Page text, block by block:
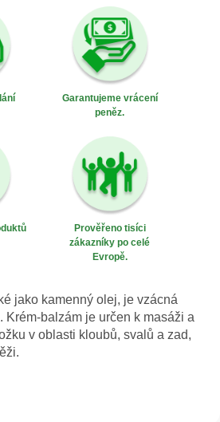
Garantujeme vrácení
peněz.
Prověřeno tisíci
zákazníky po celé
Evropě.
jako kamenný olej, je vzácná
Krém-balzám je určen k masáži a
v oblasti kloubů, svalů a zad,